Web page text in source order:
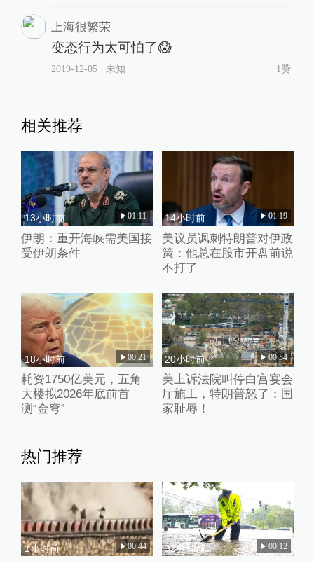
上海很繁荣
变态行为太可怕了😱
2019-12-05∙ 未知 1赞
相关推荐
13小时前 01:11
伊朗：重开海峡需美国接
受伊朗条件
14小时前 01:19
美议员讽刺特朗普对伊政
策：他总在股市开盘前说
不打了
18小时前 00:21
耗资1750亿美元，五角
大楼拟2026年底前首
测“金穹”
20小时前 00:34
美上诉法院叫停白宫宴会
厅施工，特朗普怒了：国
家耻辱！
热门推荐
1小时前 00:44 32分钟前 00:12